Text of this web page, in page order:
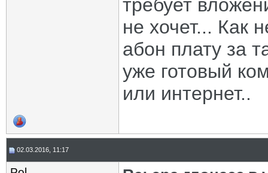
требует
не хочет... Как
абон плату за
уже готовый
или интернет..
02.03.2016, 11:17